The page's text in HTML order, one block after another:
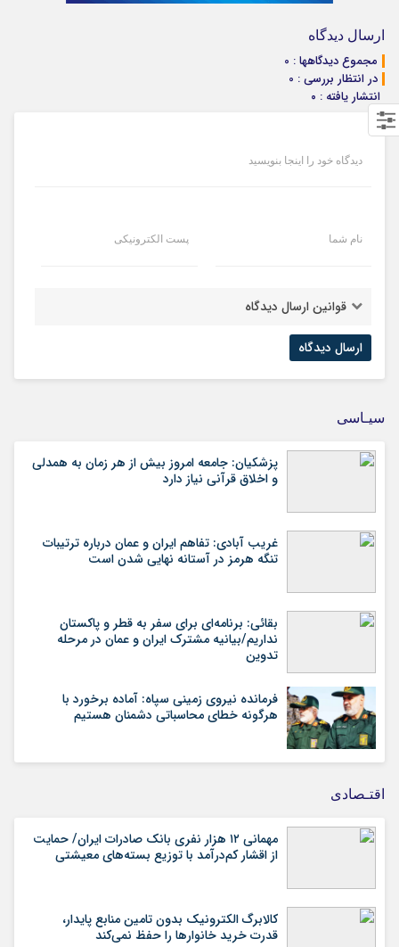
ارسال دیدگاه
مجموع دیدگاهها : 0
در انتظار بررسی : 0
انتشار یافته : ۰
دیدگاه خود را اینجا بنویسید
نام شما پست الکترونیکی
قوانین ارسال دیدگاه
سیـاسی
پزشکیان: جامعه امروز بیش از هر زمان به همدلی
و اخلاق قرآنی نیاز دارد
غریب آبادی: تفاهم ایران و عمان درباره ترتیبات
تنگه هرمز در آستانه نهایی شدن است
بقائی: برنامه‌ای برای سفر به قطر و پاکستان
نداریم/بیانیه مشترک ایران و عمان در مرحله
تدوین
فرمانده نیروی زمینی سپاه: آماده برخورد با
هرگونه خطای محاسباتی دشمنان هستیم
اقتـصادی
مهمانی ۱۲ هزار نفری بانک صادرات ایران/ حمایت
از اقشار کم‌درآمد با توزیع بسته‌های معیشتی
کالابرگ الکترونیک بدون تامین منابع پایدار،
قدرت خرید خانوارها را حفظ نمی‌کند